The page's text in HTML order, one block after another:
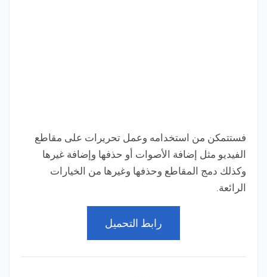
فستتمكن من استخدامه وعمل تحريرات على مقاطع
الفيديو مثل إضافة الأصوات أو حذفها وإضافة غيرها
وكذلك دمج المقاطع وحذفها وغيرها من الخيارات
الرائعة.
رابط التحميل